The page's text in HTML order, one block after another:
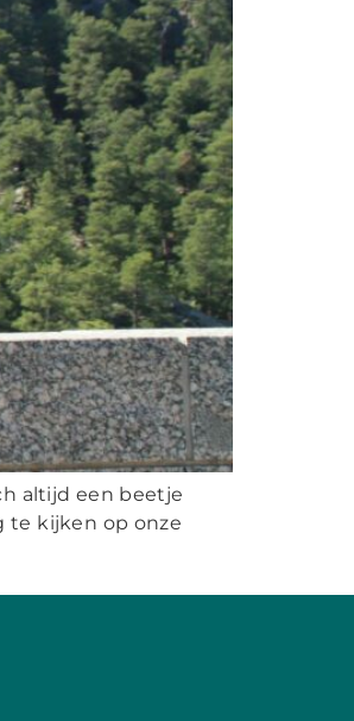
altijd een beetje
te kijken op onze